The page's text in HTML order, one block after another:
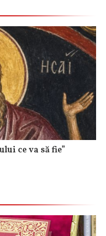
ce va să fie”